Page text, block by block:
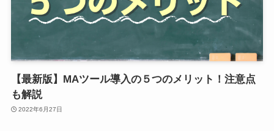
【最新版】MAツール導入の５つのメリット！注意点
も解説
2022年6月27日